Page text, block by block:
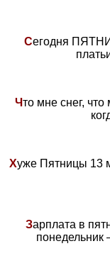
Сегодня
Что мне снег,
Хуже Пятницы 13
Зарплата в